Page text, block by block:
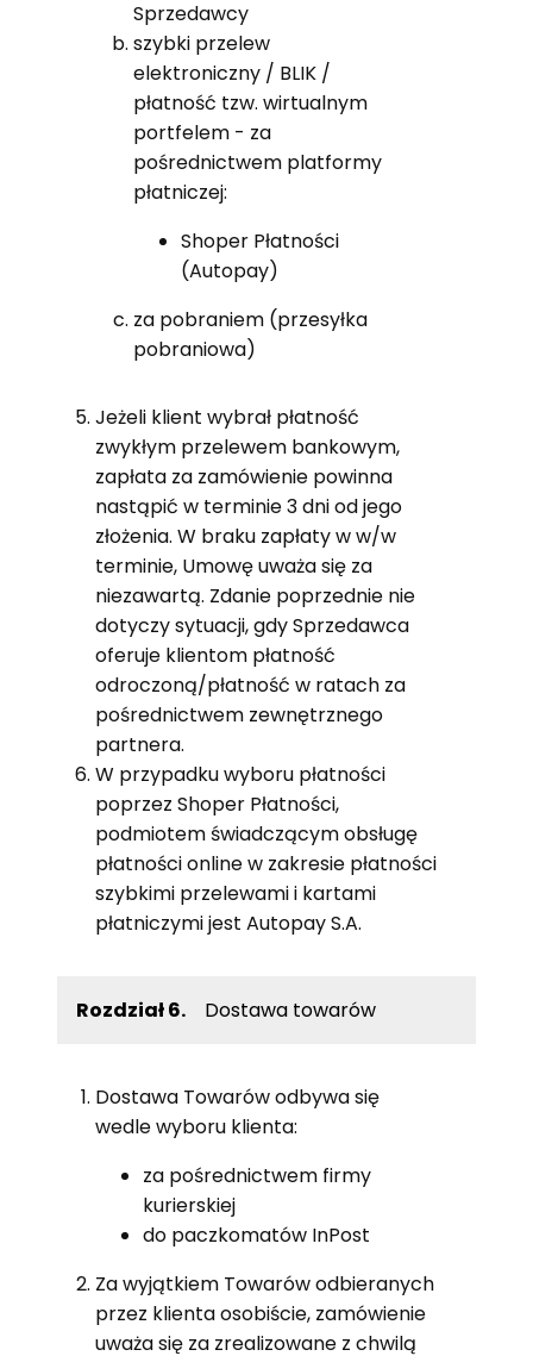
Sprzedawcy
szybki przelew
elektroniczny / BLIK /
płatność tzw. wirtualnym
portfelem - za
pośrednictwem platformy
płatniczej:
Shoper Płatności
(Autopay)
za pobraniem (przesyłka
pobraniowa)
Jeżeli klient wybrał płatność
zwykłym przelewem bankowym,
zapłata za zamówienie powinna
nastąpić w terminie 3 dni od jego
złożenia. W braku zapłaty w w/w
terminie, Umowę uważa się za
niezawartą. Zdanie poprzednie nie
dotyczy sytuacji, gdy Sprzedawca
oferuje klientom płatność
odroczoną/płatność w ratach za
pośrednictwem zewnętrznego
partnera.
W przypadku wyboru płatności
poprzez Shoper Płatności,
podmiotem świadczącym obsługę
płatności online w zakresie płatności
szybkimi przelewami i kartami
płatniczymi jest Autopay S.A.
Rozdział 6. Dostawa towarów
Dostawa Towarów odbywa się
wedle wyboru klienta:
za pośrednictwem firmy
kurierskiej
do paczkomatów InPost
Za wyjątkiem Towarów odbieranych
przez klienta osobiście, zamówienie
uważa się za zrealizowane z chwilą